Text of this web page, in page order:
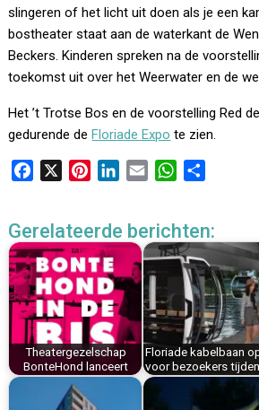
slingeren of het licht uit doen als je een
bostheater staat aan de waterkant de
Beckers. Kinderen spreken na de
toekomst uit over het Weerwater en de
Het ’t Trotse Bos en de voorstelling Red
gedurende deFloriade Expo te zien.
e
b
o
o
k
t
e
r
e
s
t
k
d
I
n
i
l
W
t
s
A
p
p
e
n
Gerelateerde berichten:
Theatergezelschap
BonteHond lanceert
Floriade kabelbaan
voor bezoekers